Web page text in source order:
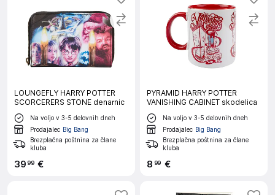
LOUNGEFLY HARRY POTTER
SCORCERERS STONE denarnic
Na voljo v 3-5 delovnih dneh
Prodajalec Big Bang
Brezplačna poštnina za člane
kluba
3999 €
PYRAMID HARRY POTTER
VANISHING CABINET skodelica
Na voljo v 3-5 delovnih dneh
Prodajalec Big Bang
Brezplačna poštnina za člane
kluba
8 99 €